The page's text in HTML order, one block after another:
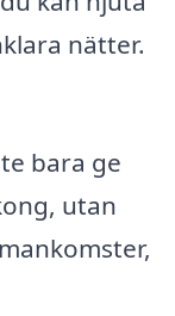
nätter.
bara ge
utan